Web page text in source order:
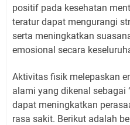
positif pada kesehatan
teratur dapat mengurangi
serta meningkatkan
emosional secara
Aktivitas fisik melepaskan
alami yang dikenal sebagai
dapat meningkatkan
rasa sakit. Berikut adalah